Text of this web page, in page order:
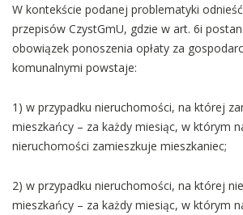
W kontekście podanej problematyki
przepisów CzystGmU, gdzie w art. 6i
obowiązek ponoszenia opłaty za
komunalnymi powstaje:
1) w przypadku nieruchomości, na której
mieszkańcy – za każdy miesiąc, w którym
nieruchomości zamieszkuje mieszkaniec;
2) w przypadku nieruchomości, na której
mieszkańcy – za każdy miesiąc, w którym